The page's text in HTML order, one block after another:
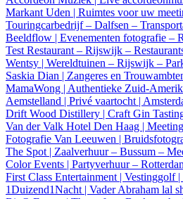
Markant Uden | Ruimtes voor uw
Touringcarbedrijf – Dalfsen –
Beeldflow | Evenementen fotografie –
Test Restaurant – Rijswijk –
Wentsy | Wereldtuinen – Rijswijk –
Saskia Dian | Zangeres en
MamaWong | Authentieke Zuid-
Aemstelland | Privé vaartocht |
Drift Wood Distillery | Craft Gin
Van der Valk Hotel Den Haag |
Fotografie Van Leeuwen |
The Spot | Zaalverhuur – Bussum –
Color Events | Partyverhuur –
First Class Entertainment | Vestinggolf
1Duizend1Nacht | Vader Abraham lal